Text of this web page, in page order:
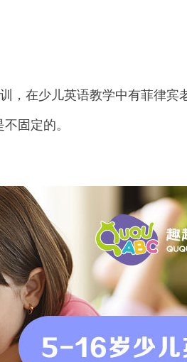
在少儿英语教学中有菲律宾
固定的。